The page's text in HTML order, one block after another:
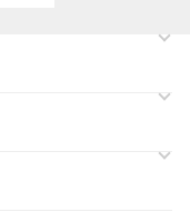
完売になる可能性有)
当店)・支払い(お客